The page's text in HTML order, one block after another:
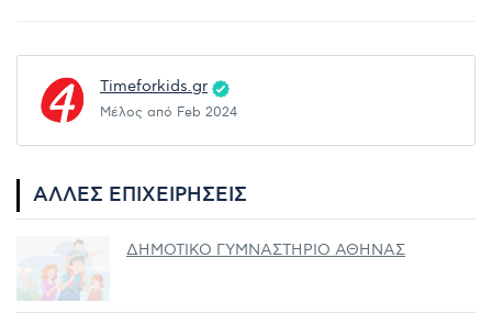
Timeforkids.gr
Μέλος από Feb 2024
ΆΛΛΕΣ ΕΠΙΧΕΙΡΉΣΕΙΣ
ΔΗΜΟΤΙΚΟ ΓΥΜΝΑΣΤΗΡΙΟ ΑΘΗΝΑΣ